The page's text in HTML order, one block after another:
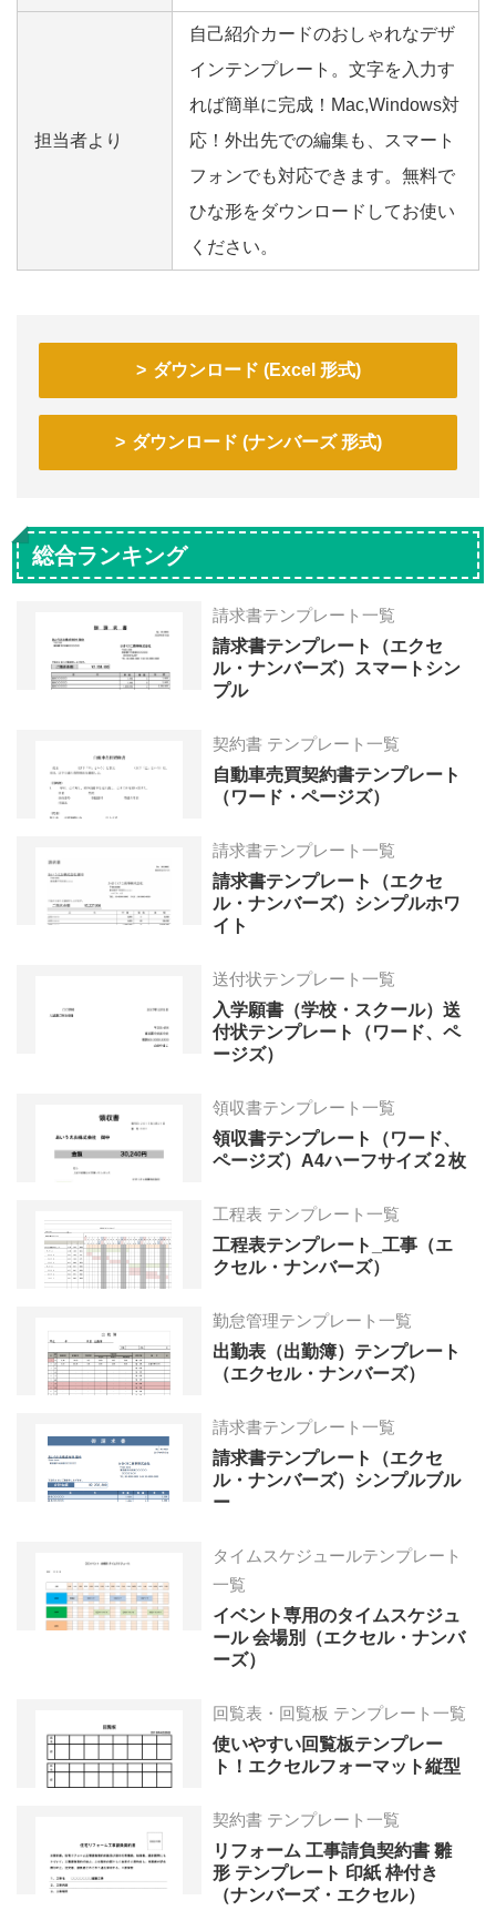
担当者より
自己紹介カードのおしゃれなデザ
インテンプレート。文字を入力す
れば簡単に完成！Mac,Windows対
応！外出先での編集も、スマート
フォンでも対応できます。無料で
ひな形をダウンロードしてお使い
ください。
ダウンロード (Excel 形式)
ダウンロード (ナンバーズ 形式)
総合ランキング
請求書テンプレート一覧
請求書テンプレート（エクセ
ル・ナンバーズ）スマートシン
プル
契約書 テンプレート一覧
自動車売買契約書テンプレート
（ワード・ページズ）
請求書テンプレート一覧
請求書テンプレート（エクセ
ル・ナンバーズ）シンプルホワ
イト
送付状テンプレート一覧
入学願書（学校・スクール）送
付状テンプレート（ワード、ペ
ージズ）
領収書テンプレート一覧
領収書テンプレート（ワード、
ページズ）A4ハーフサイズ２枚
工程表 テンプレート一覧
工程表テンプレート_工事（エ
クセル・ナンバーズ）
勤怠管理テンプレート一覧
出勤表（出勤簿）テンプレート
（エクセル・ナンバーズ）
請求書テンプレート一覧
請求書テンプレート（エクセ
ル・ナンバーズ）シンプルブル
ー
タイムスケジュールテンプレート
一覧
イベント専用のタイムスケジュ
ール 会場別（エクセル・ナンバ
ーズ）
回覧表・回覧板 テンプレート一覧
使いやすい回覧板テンプレー
ト！エクセルフォーマット縦型
契約書 テンプレート一覧
リフォーム 工事請負契約書 雛
形 テンプレート 印紙 枠付き
（ナンバーズ・エクセル）